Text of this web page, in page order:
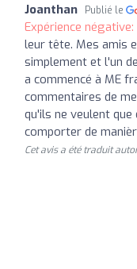
Joanthan Publié le
Expérience négative:
leur tête. Mes amis
simplement et l'un
a commencé à ME
commentaires de
qu'ils ne veulent
comporter de
Cet avis a été traduit